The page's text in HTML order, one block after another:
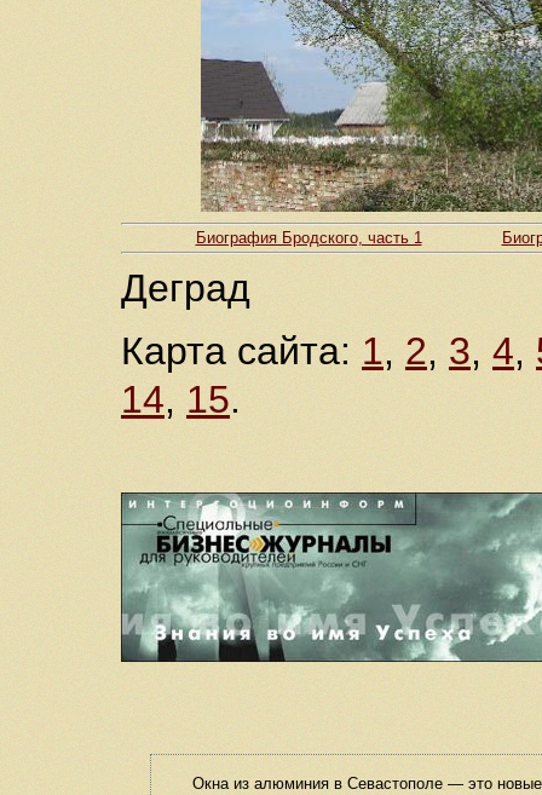
Биография Бродского, часть 1
Деград
Карта сайта: 1, 2, 3, 4,
14, 15.
Окна из алюминия в Севастополе — это